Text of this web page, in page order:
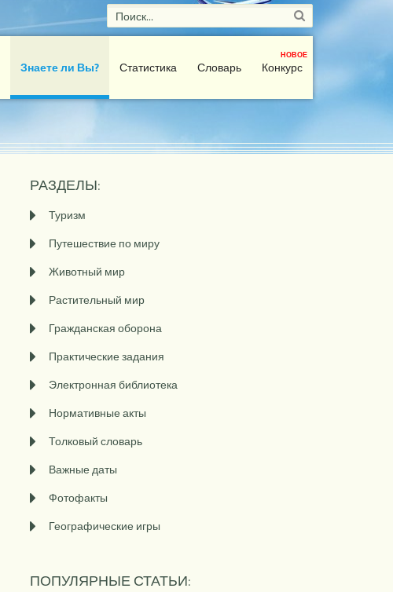
Знаете ли Вы? Статистика Словарь Конкурс
НОВОЕ
РАЗДЕЛЫ:
Туризм
Путешествие по миру
Животный мир
Растительный мир
Гражданская оборона
Практические задания
Электронная библиотека
Нормативные акты
Толковый словарь
Важные даты
Фотофакты
Географические игры
ПОПУЛЯРНЫЕ СТАТЬИ: